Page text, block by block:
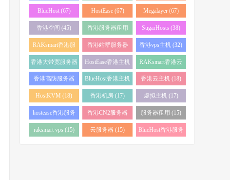
BlueHost (67) HostEase (67) Megalayer (67)
香港空间 (45)
香港服务器租用
(43)
SugarHosts (38)
RAKsmart香港服
务器 (38)
香港站群服务器
(34)
香港vps主机 (32)
香港大带宽服务器
(32)
HostEase香港主机
(28)
RAKsmart香港云
服务器 (23)
香港高防服务器
(22)
BlueHost香港主机
(21)
香港云主机 (18)
HostKVM (18) 香港机房 (17) 虚拟主机 (17)
hostease香港服务
器 (17)
香港CN2服务器
(17)
服务器租用 (15)
raksmart vps (15) 云服务器 (15)
BlueHost香港服务